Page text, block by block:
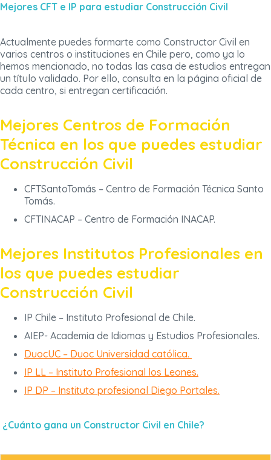
Mejores CFT e IP para estudiar Construcción Civil
Actualmente puedes formarte como Constructor Civil en
varios centros o instituciones en Chile pero, como ya lo
hemos mencionado, no todas las casa de estudios entregan
un título validado. Por ello, consulta en la página oficial de
cada centro, si entregan certificación.
Mejores Centros de Formación
Técnica en los que puedes estudiar
Construcción Civil
CFTSantoTomás – Centro de Formación Técnica Santo
Tomás.
CFTINACAP – Centro de Formación INACAP.
Mejores Institutos Profesionales en
los que puedes estudiar
Construcción Civil
IP Chile – Instituto Profesional de Chile.
AIEP- Academia de Idiomas y Estudios Profesionales.
DuocUC – Duoc Universidad católica.
IP LL – Instituto Profesional los Leones.
IP DP – Instituto profesional Diego Portales.
¿Cuánto gana un Constructor Civil en Chile?